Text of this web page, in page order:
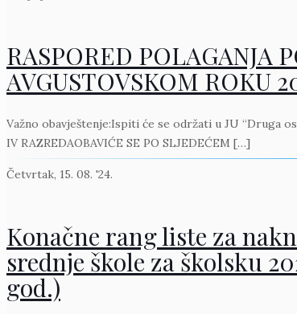
RASPORED POLAGANJA
AVGUSTOVSKOM ROKU
Važno obavještenje:Ispiti će se održati u JU “Druga
IV RAZREDAOBAVIĆE SE PO SLJEDEĆEM […]
Četvrtak, 15. 08. '24.
Konačne rang liste za
srednje škole za školsku
god.)